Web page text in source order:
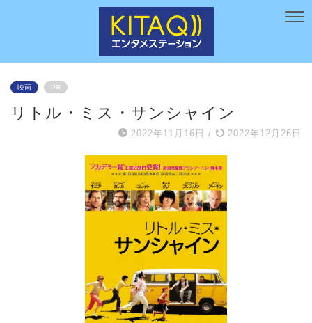
映画 PR
リトル・ミス・サンシャイン
2022年11月16日 / 2022年12月26日